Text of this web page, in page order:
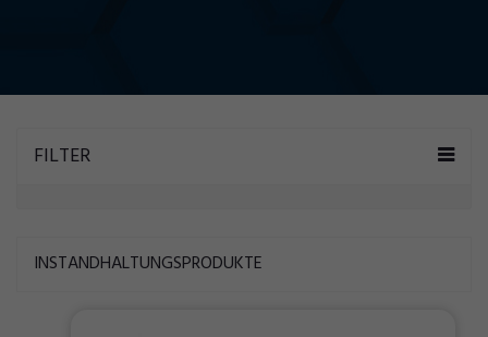
FILTER
INSTANDHALTUNGSPRODUKTE